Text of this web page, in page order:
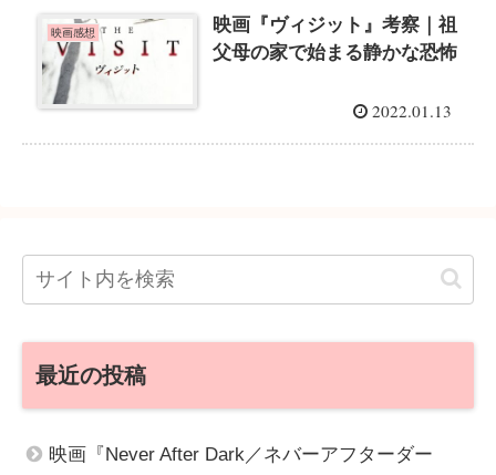
映画感想
映画『ヴィジット』考察｜祖
父母の家で始まる静かな恐怖
2022.01.13
最近の投稿
映画『Never After Dark／ネバーアフターダー